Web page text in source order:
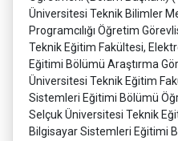
Üniversitesi Teknik Bilimler
Programcılığı Öğretim
Teknik Eğitim Fakültesi,
Eğitimi Bölümü Araştırma
Üniversitesi Teknik Eğitim
Sistemleri Eğitimi Bölümü
Selçuk Üniversitesi Teknik
Bilgisayar Sistemleri Eğitimi